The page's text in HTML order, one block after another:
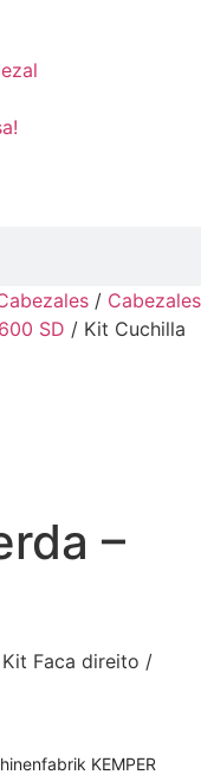
/ Cabezales
SD / Kit Cuchilla
–
Faca direito /
KEMPER